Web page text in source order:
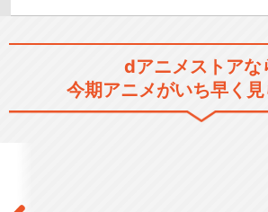
dアニメストアな
今期アニメがいち早く見